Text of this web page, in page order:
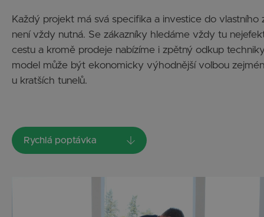
Každý projekt má svá specifika a investice do vlastního
není vždy nutná. Se zákazníky hledáme vždy tu
cestu a kromě prodeje nabízíme i zpětný odkup
model může být ekonomicky výhodnější volbou
u kratších tunelů.
Rychlá poptávka